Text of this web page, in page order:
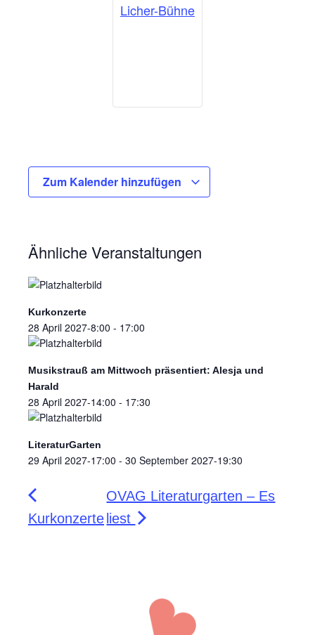
Licher-Bühne
Zum Kalender hinzufügen
Ähnliche Veranstaltungen
Kurkonzerte
28 April 2027-8:00 - 17:00
Musikstrauß am Mittwoch präsentiert: Alesja und
Harald
28 April 2027-14:00 - 17:30
LiteraturGarten
29 April 2027-17:00 - 30 September 2027-19:30
Kurkonzerte
OVAG Literaturgarten – Es
liest